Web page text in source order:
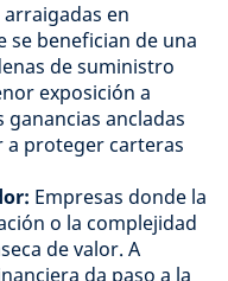
arraigadas en
se benefician de una
de suministro
exposición a
ganancias ancladas
a proteger carteras
Empresas donde la
o la complejidad
de valor. A
da paso a la